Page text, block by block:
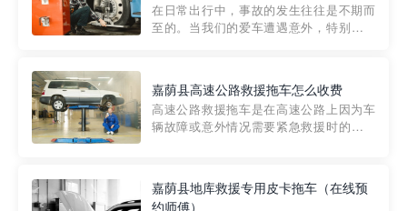
在日常出行中，事故的发生往往是不期而
至的。当我们的爱车遭遇意外，特别是在
细解析一下市区事故救援拖车的收费标
准，以及在选用拖车服务时应注...
嘉荫县高速公路救援拖车怎么收费
高速公路救援拖车是在高速公路上因为车
辆故障或意外情况需要紧急救援时的必备
路救援拖车的收费标准是由当地交通管理
嘉荫县地库救援专用皮卡拖车（在线预
约师傅）